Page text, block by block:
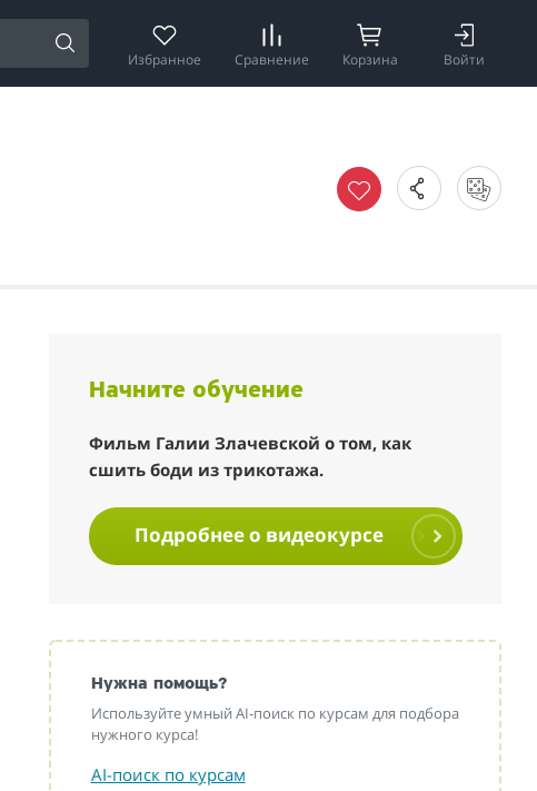
Избранное Сравнение Корзина Войти
Начните обучение
Фильм Галии Злачевской о том, как
сшить боди из трикотажа.
Подробнее о видеокурсе
Нужна помощь?
Используйте умный AI-поиск по курсам для подбора
нужного курса!
AI-поиск по курсам